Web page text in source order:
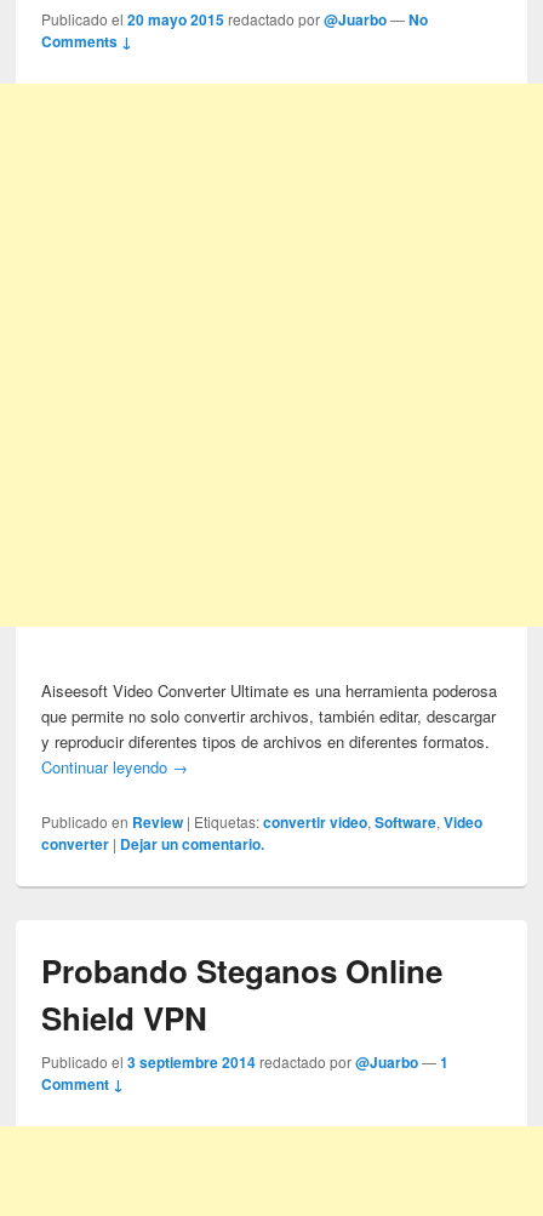
Publicado el20 mayo 2015 redactado por@Juarbo —No
Comments ↓
Aiseesoft Video Converter Ultimate es una herramienta poderosa
que permite no solo convertir archivos, también editar, descargar
y reproducir diferentes tipos de archivos en diferentes formatos.
Continuar leyendo →
Publicado en Review | Etiquetas: convertir video,Software,Video
converter | Dejar un comentario.
Probando Steganos Online
Shield VPN
Publicado el3 septiembre 2014 redactado por@Juarbo —1
Comment ↓